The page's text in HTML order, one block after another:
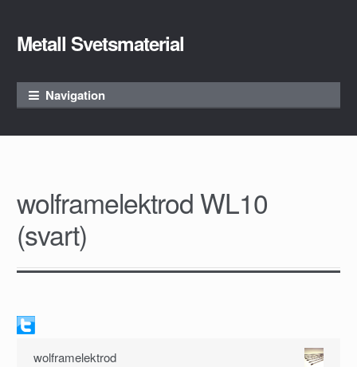
Skip to navigation
Skip to content
Metall Svetsmaterial
Navigation
wolframelektrod WL10
(svart)
wolframelektrod